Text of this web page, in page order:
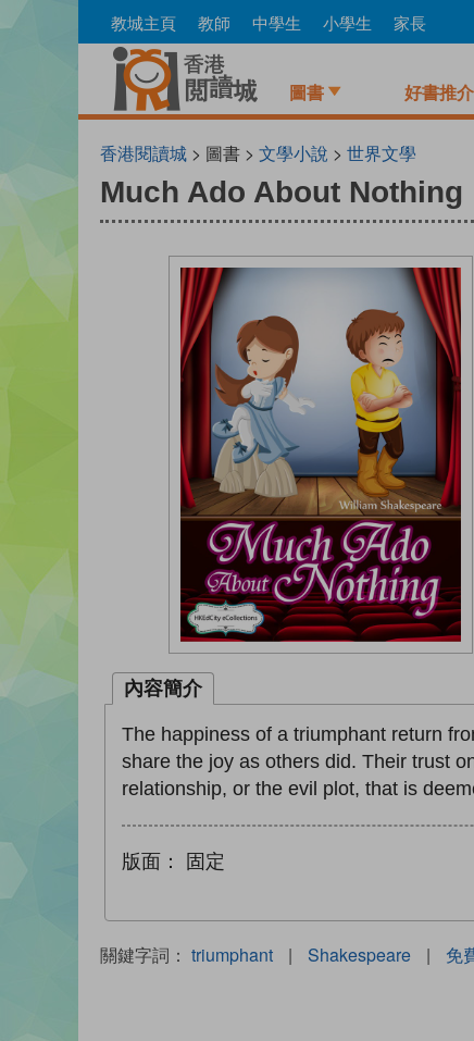
to
教城主頁 教師 中學生 小學生 家長
圖書 好書推介
香港閱讀城 > 圖書 > 文學小說 > 世界文學
Much Ado About Nothing
內容簡介
The happiness of a triumphant return
share the joy as others did. Their trust
relationship, or the evil plot, that is
版面： 固定
關鍵字詞： triumphant | Shakespeare | 免